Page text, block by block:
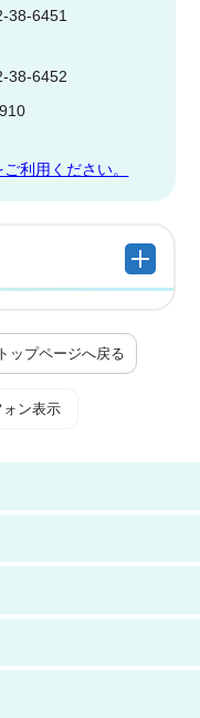
38-6451
38-6452
利用ください。
トップページへ戻る
ォン表示